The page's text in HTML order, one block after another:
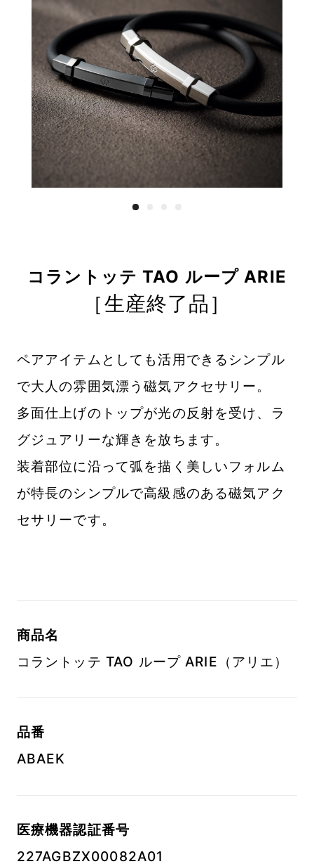
コラントッテ TAO ループ ARIE
［生産終了品］
ペアアイテムとしても活用できるシンプル
で大人の雰囲気漂う磁気アクセサリー。
多面仕上げのトップが光の反射を受け、ラ
グジュアリーな輝きを放ちます。
装着部位に沿って弧を描く美しいフォルム
が特長のシンプルで高級感のある磁気アク
セサリーです。
商品名
コラントッテ TAO ループ ARIE（アリエ）
品番
ABAEK
医療機器認証番号
227AGBZX00082A01